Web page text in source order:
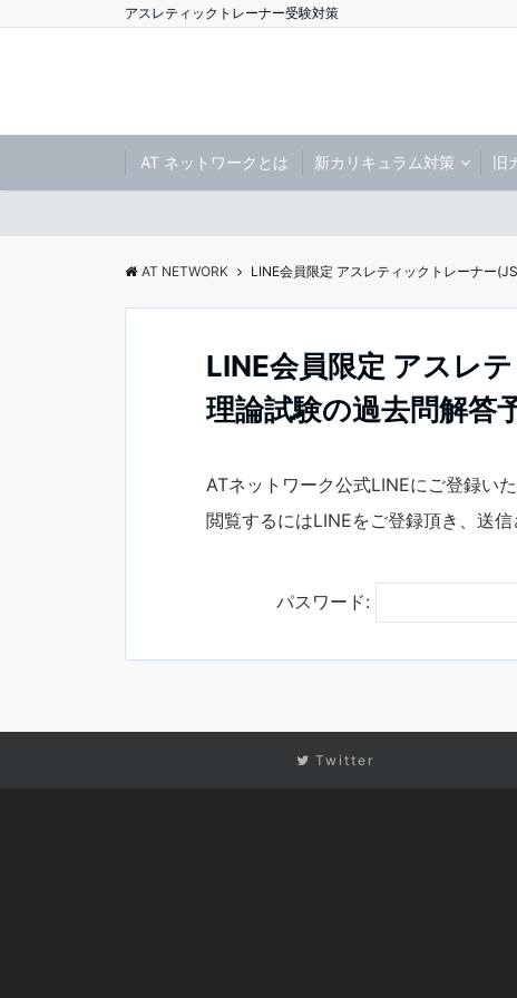
アスレティックトレーナー受験対策
AT ネットワークとは 新カリキュラム対策 旧
AT NETWORK LINE会員限定 アスレティックトレーナー
LINE会員限定 アスレ
理論試験の過去問解答
ATネットワーク公式LINEにご登録い
閲覧するにはLINEをご登録頂き、送
パスワード:
Twitter